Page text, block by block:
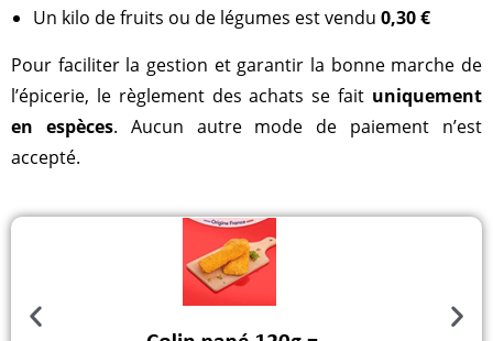
Un kilo de fruits ou de légumes est vendu 0,30 €
Pour faciliter la gestion et garantir la bonne marche de
l’épicerie, le règlement des achats se fait uniquement
en espèces. Aucun autre mode de paiement n’est
accepté.